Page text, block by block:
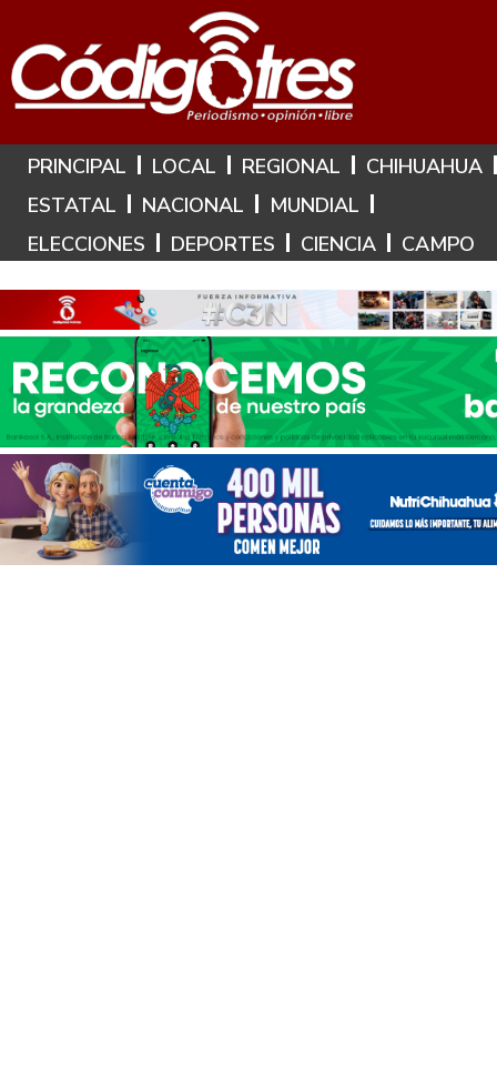
Hoy es: 8 de Agosto de 2026
PRINCIPAL LOCAL REGIONAL
CHIHUAHUA
ESTATAL
NACIONAL
MUNDIAL
ELECCIONES
DEPORTES CIENCIA CAMPO